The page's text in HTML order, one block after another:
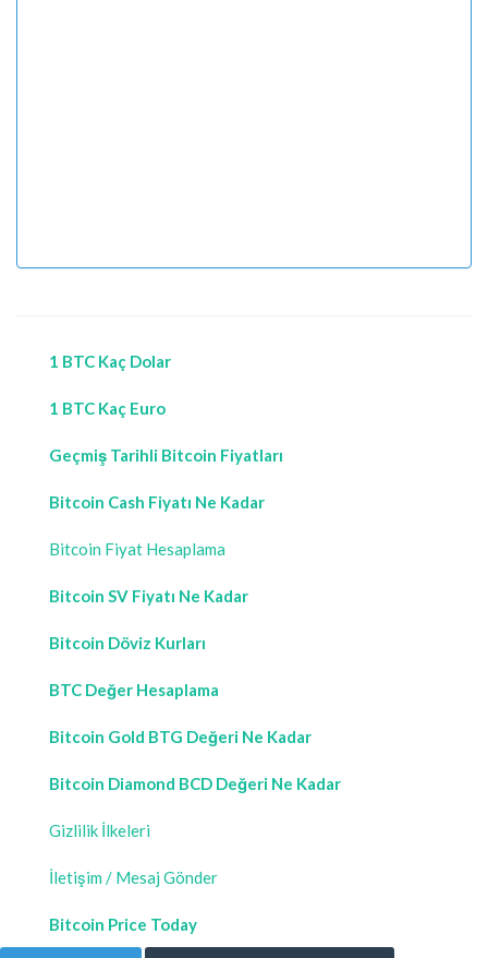
1 BTC Kaç Dolar
1 BTC Kaç Euro
Geçmiş Tarihli Bitcoin Fiyatları
Bitcoin Cash Fiyatı Ne Kadar
Bitcoin Fiyat Hesaplama
Bitcoin SV Fiyatı Ne Kadar
Bitcoin Döviz Kurları
BTC Değer Hesaplama
Bitcoin Gold BTG Değeri Ne Kadar
Bitcoin Diamond BCD Değeri Ne Kadar
Gizlilik İlkeleri
İletişim / Mesaj Gönder
Bitcoin Price Today